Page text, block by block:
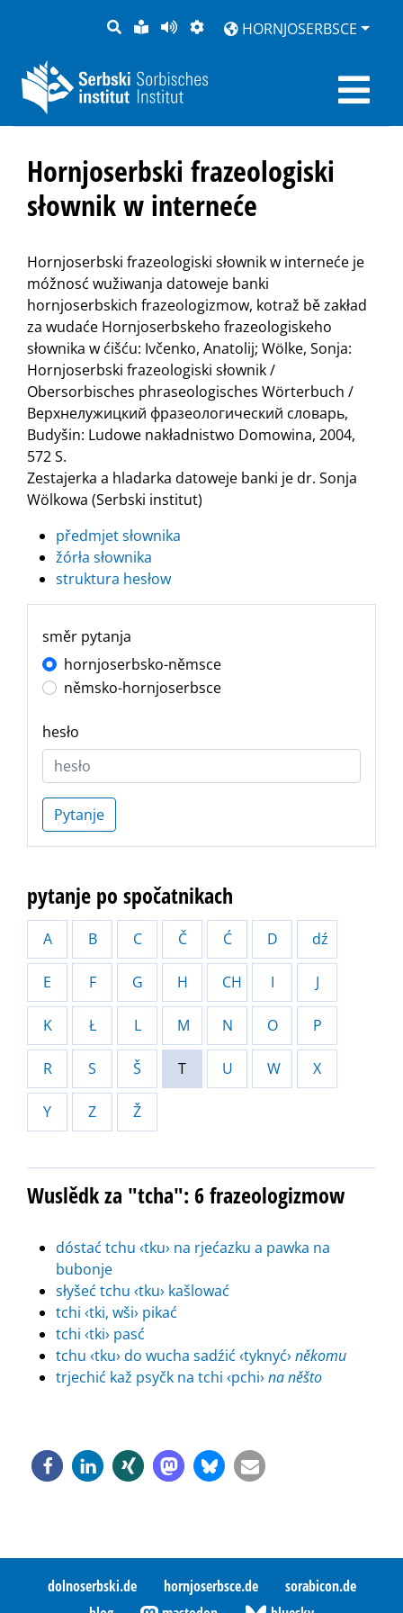
PYTANJE
LOCHKA
RĚČ
STRONU
PŘEDČITAĆ
ZWOBRAZNJENJE
HORNJOSERBSCE
Hornjoserbski frazeologiski
słownik w interneće
Hornjoserbski frazeologiski słownik w interneće je
móžnosć wužiwanja datoweje banki
hornjoserbskich frazeologizmow, kotraž bě zakład
za wudaće Hornjoserbskeho frazeologiskeho
słownika w ćišću: Ivčenko, Anatolij; Wölke, Sonja:
Hornjoserbski frazeologiski słownik /
Obersorbisches phraseologisches Wörterbuch /
Верхнелужицкий фразеологический словарь,
Budyšin: Ludowe nakładnistwo Domowina, 2004,
572 S.
Zestajerka a hladarka datoweje banki je dr. Sonja
Wölkowa (Serbski institut)
předmjet słownika
žórła słownika
struktura hesłow
směr pytanja
hornjoserbsko-němsce
němsko-hornjoserbsce
hesło
Pytanje
pytanje po spočatnikach
A B C Č Ć D dź
E F G H CH I J
K Ł L M N O P
R S Š T U W X
Y Z Ž
Wuslědk za "tcha": 6 frazeologizmow
dóstać tchu ‹tku› na rjećazku a pawka na
bubonje
słyšeć tchu ‹tku› kašlować
tchi ‹tki, wši› pikać
tchi ‹tki› pasć
tchu ‹tku› do wucha sadźić ‹tyknyć› někomu
trjechić kaž psyčk na tchi ‹pchi› na něšto
dolnoserbski.de hornjoserbsce.de
sorabicon.de